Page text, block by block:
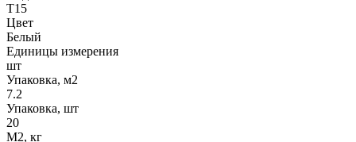
Т15
Цвет
Белый
Единицы измерения
шт
Упаковка, м2
7.2
Упаковка, шт
20
М2, кг